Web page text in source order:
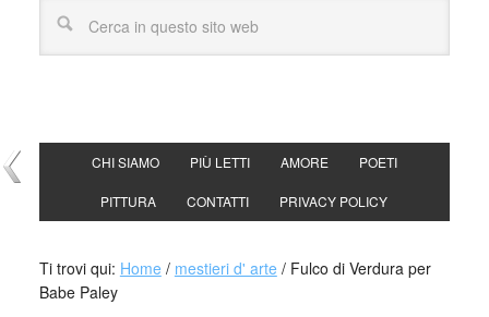
CHI SIAMO PIÙ LETTI AMORE POETI
PITTURA CONTATTI PRIVACY POLICY
Ti trovi qui: Home / mestieri d' arte /Fulco di Verdura per
Babe Paley